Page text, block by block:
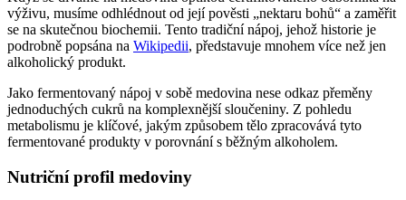
výživu, musíme odhlédnout od její pověsti „nektaru bohů“ a zaměřit
se na skutečnou biochemii. Tento tradiční nápoj, jehož historie je
podrobně popsána na Wikipedii, představuje mnohem více než jen
alkoholický produkt.
Jako fermentovaný nápoj v sobě medovina nese odkaz přeměny
jednoduchých cukrů na komplexnější sloučeniny. Z pohledu
metabolismu je klíčové, jakým způsobem tělo zpracovává tyto
fermentované produkty v porovnání s běžným alkoholem.
Nutriční profil medoviny